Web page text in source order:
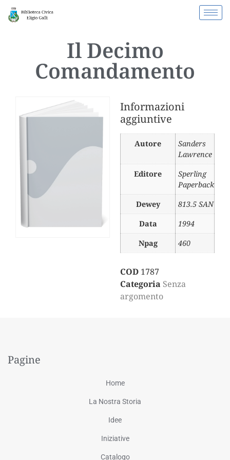
Il Decimo
Comandamento
Informazioni
aggiuntive
Autore
Sanders
Lawrence
Editore
Sperling
Paperback
Dewey
813.5 SAN
Data
1994
Npag
460
COD 1787
Categoria Senza
argomento
Pagine
Home
La Nostra Storia
Idee
Iniziative
Catalogo